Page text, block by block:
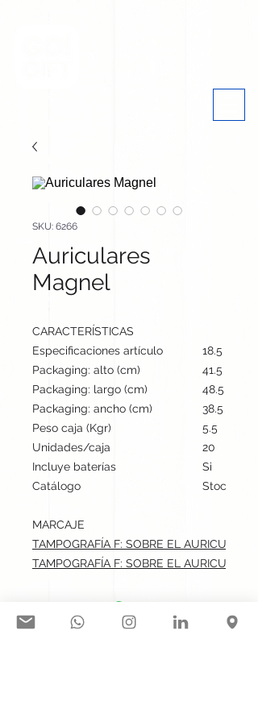
SKU: 6266
Auriculares
Magnel
CARACTERÍSTICAS
Especificaciones artículo
18.5 cm /
Packaging: alto (cm)
41.5
Packaging: largo (cm)
48.5
Packaging: ancho (cm)
38.5
Peso caja (Kgr)
5.5
Unidades/caja
20
Incluye baterías
Si
Catálogo
Stock
MARCAJE
TAMPOGRAFÍA F: SOBRE EL AURICULAR
TAMPOGRAFÍA F: SOBRE EL AURICULAR